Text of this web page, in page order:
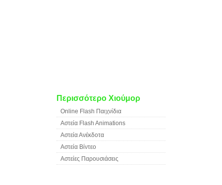
Περισσότερο Χιούμορ
Online Flash Παιχνίδια
Αστεία Flash Animations
Αστεία Ανέκδοτα
Αστεία Βίντεο
Αστείες Παρουσιάσεις